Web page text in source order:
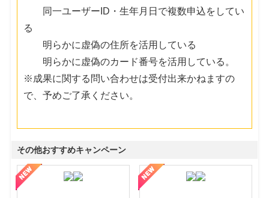
同一ユーザーID・生年月日で複数申込をしてい
る
明らかに虚偽の住所を活用している
明らかに虚偽のカード番号を活用している。
※成果に関する問い合わせは受付出来かねますの
で、予めご了承ください。
その他おすすめキャンペーン